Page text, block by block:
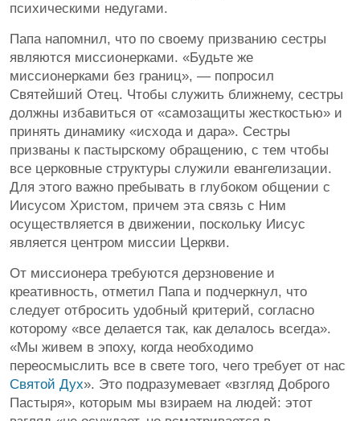
психическими недугами.
Папа напомнил, что по своему призванию сестры
являются миссионерками. «Будьте же
миссионерками без границ», — попросил
Святейший Отец. Чтобы служить ближнему, сестры
должны избавиться от «самозащиты жесткостью» и
принять динамику «исхода и дара». Сестры
призваны к пастырскому обращению, с тем чтобы
все церковные структуры служили евангелизации.
Для этого важно пребывать в глубоком общении с
Иисусом Христом, причем эта связь с Ним
осуществляется в движении, поскольку Иисус
является центром миссии Церкви.
От миссионера требуются дерзновение и
креативность, отметил Папа и подчеркнул, что
следует отбросить удобный критерий, согласно
которому «все делается так, как делалось всегда».
«Мы живем в эпоху, когда необходимо
переосмыслить все в свете того, чего требует от нас
Святой Дух». Это подразумевает «взгляд Доброго
Пастыря», которым мы взираем на людей: этот